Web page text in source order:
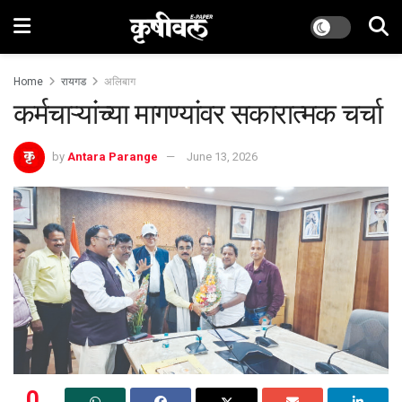
Home रायगड अलिबाग
कर्मचाऱ्यांच्या मागण्यांवर सकारात्मक चर्चा
by Antara Parange June 13, 2026